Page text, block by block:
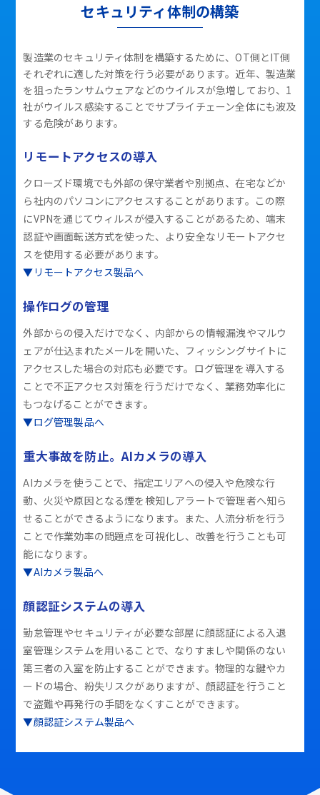
セキュリティ体制の構築
製造業のセキュリティ体制を構築するために、OT側とIT側
それぞれに適した対策を行う必要があります。近年、製造業
を狙ったランサムウェアなどのウイルスが急増しており、1
社がウイルス感染することでサプライチェーン全体にも波及
する危険があります。
リモートアクセスの導入
クローズド環境でも外部の保守業者や別拠点、在宅などか
ら社内のパソコンにアクセスすることがあります。この際
にVPNを通じてウィルスが侵入することがあるため、端末
認証や画面転送方式を使った、より安全なリモートアクセ
スを使用する必要があります。
▼リモートアクセス製品へ
操作ログの管理
外部からの侵入だけでなく、内部からの情報漏洩やマルウ
ェアが仕込まれたメールを開いた、フィッシングサイトに
アクセスした場合の対応も必要です。ログ管理を導入する
ことで不正アクセス対策を行うだけでなく、業務効率化に
もつなげることができます。
▼ログ管理製品へ
重大事故を防止。AIカメラの導入
AIカメラを使うことで、指定エリアへの侵入や危険な行
動、火災や原因となる煙を検知しアラートで管理者へ知ら
せることができるようになります。また、人流分析を行う
ことで作業効率の問題点を可視化し、改善を行うことも可
能になります。
▼AIカメラ製品へ
顔認証システムの導入
勤怠管理やセキュリティが必要な部屋に顔認証による入退
室管理システムを用いることで、なりすましや関係のない
第三者の入室を防止することができます。物理的な鍵やカ
ードの場合、紛失リスクがありますが、顔認証を行うこと
で盗難や再発行の手間をなくすことができます。
▼顔認証システム製品へ